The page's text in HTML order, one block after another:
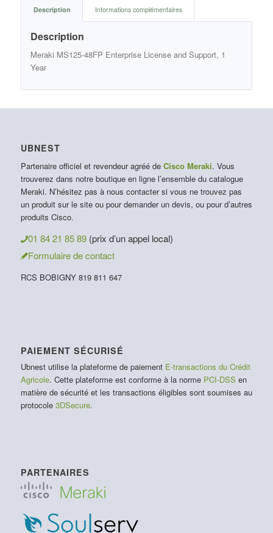
Description Informations complémentaires
Description
Meraki MS125-48FP Enterprise License and Support, 1
Year
UBNEST
Partenaire officiel et revendeur agréé de Cisco Meraki. Vous
trouverez dans notre boutique en ligne l’ensemble du catalogue
Meraki. N’hésitez pas à nous contacter si vous ne trouvez pas
un produit sur le site ou pour demander un devis, ou pour d’autres
produits Cisco.
01 84 21 85 89 (prix d’un appel local)
Formulaire de contact
RCS BOBIGNY 819 811 647
PAIEMENT SÉCURISÉ
Ubnest utilise la plateforme de paiement E-transactions du Crédit
Agricole. Cette plateforme est conforme à la norme PCI-DSS en
matière de sécurité et les transactions éligibles sont soumises au
protocole 3DSecure.
PARTENAIRES